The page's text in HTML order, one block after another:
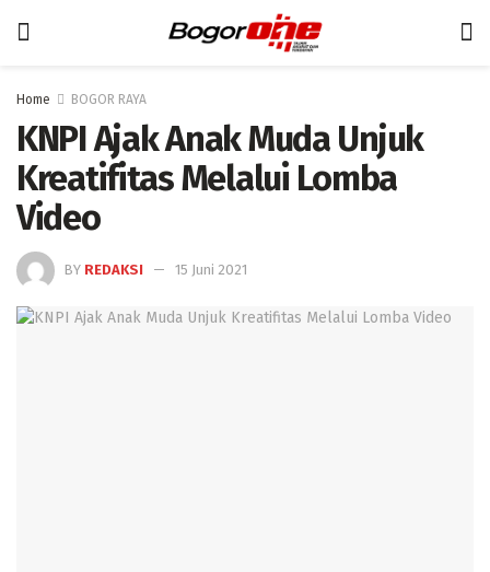
Home BOGOR RAYA
KNPI Ajak Anak Muda Unjuk
Kreatifitas Melalui Lomba
Video
BY REDAKSI 15 Juni 2021